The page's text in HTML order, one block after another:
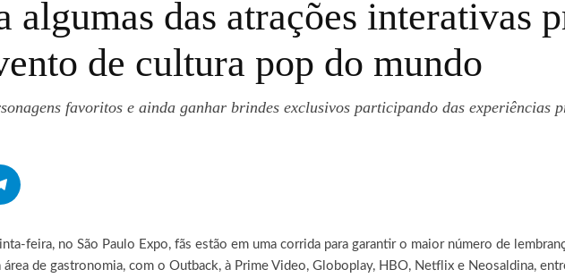
algumas das atrações interativas
de cultura pop do mundo
favoritos e ainda ganhar brindes exclusivos participando das experiências
feira, no São Paulo Expo, fãs estão em uma corrida para garantir o maior número de
área de gastronomia, com o Outback, à Prime Video, Globoplay, HBO, Netflix e Neosaldina,